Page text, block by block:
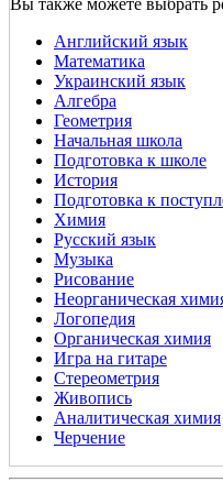
Английский язык
Математика
Украинский язык
Алгебра
Геометрия
Начальная школа
Подготовка к школе
История
Подготовка к
Химия
Русский язык
Музыка
Рисование
Неорганическая
Логопедия
Органическая химия
Игра на гитаре
Стереометрия
Живопись
Аналитическая химия
Черчение